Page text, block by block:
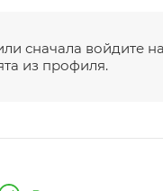
сначала войдите
из профиля.